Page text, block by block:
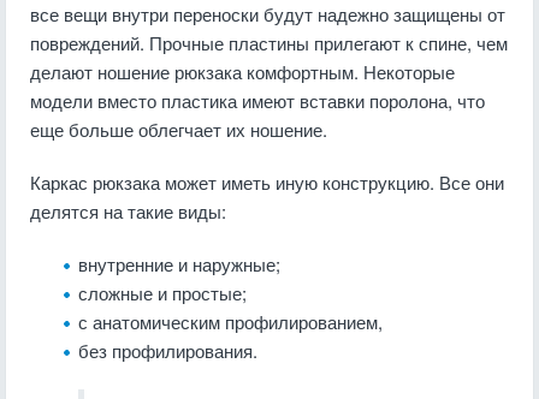
все вещи внутри переноски будут надежно защищены от
повреждений. Прочные пластины прилегают к спине, чем
делают ношение рюкзака комфортным. Некоторые
модели вместо пластика имеют вставки поролона, что
еще больше облегчает их ношение.
Каркас рюкзака может иметь иную конструкцию. Все они
делятся на такие виды:
внутренние и наружные;
сложные и простые;
с анатомическим профилированием,
без профилирования.